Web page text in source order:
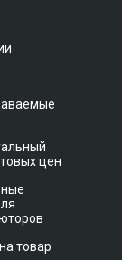
цен
товар